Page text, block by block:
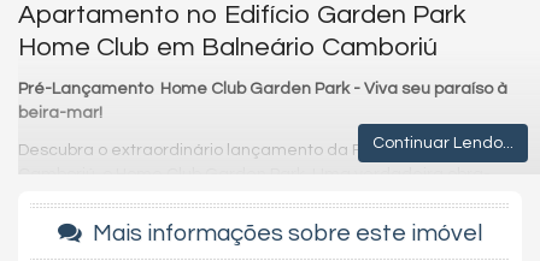
Apartamento no Edifício Garden Park
Home Club em Balneário Camboriú
Pré-Lançamento Home Club Garden Park - Viva seu paraíso à
beira-mar!
Descubra o extraordinário lançamento da FG em Balneário
Camboriú, o Home Club Garden Park. Uma verdadeira obra-
deslumbrante para a Mata Atlântica e o mar, proporcionando
um estilo de vida incomparável.
Continuar Lendo...
Mais informações sobre este imóvel